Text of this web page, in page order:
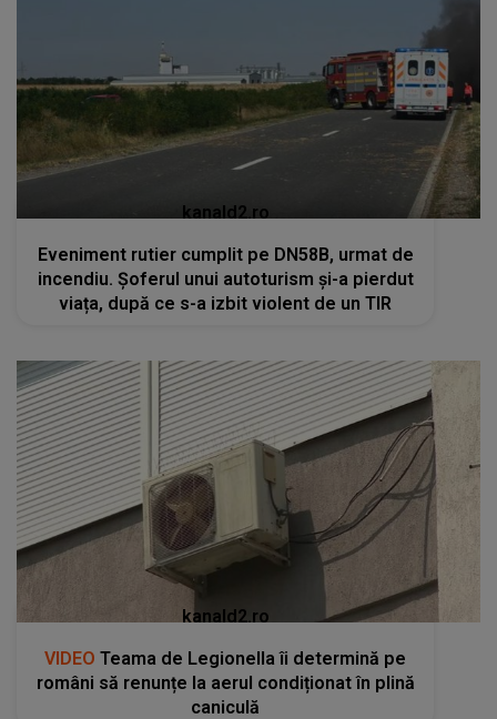
kanald2.ro
Eveniment rutier cumplit pe DN58B, urmat de
incendiu. Șoferul unui autoturism și-a pierdut
viața, după ce s-a izbit violent de un TIR
kanald2.ro
VIDEO Teama de Legionella îi determină pe
români să renunțe la aerul condiționat în plină
caniculă